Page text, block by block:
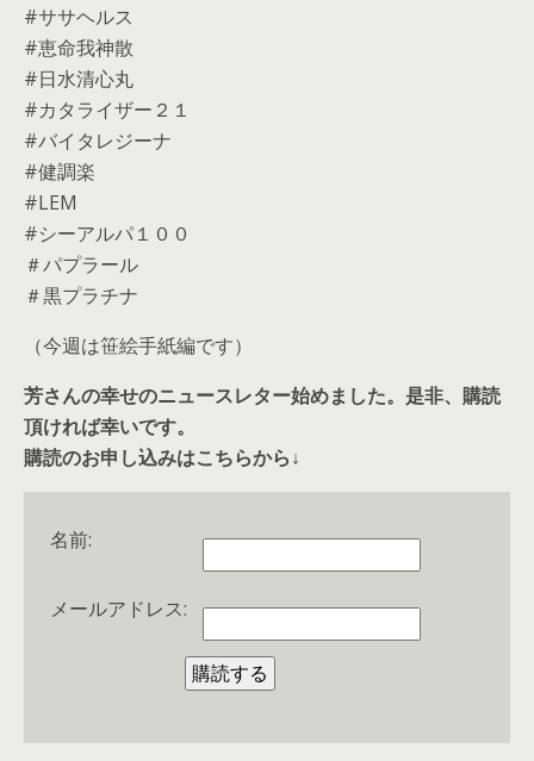
#ササヘルス
#恵命我神散
#日水清心丸
#カタライザー２１
#バイタレジーナ
#健調楽
#LEM
#シーアルパ１００
＃パプラール
＃黒プラチナ
（今週は笹絵手紙編です）
芳さんの幸せのニュースレター始めました。是非、購読
頂ければ幸いです。
購読のお申し込みはこちらから↓
名前:
メールアドレス: